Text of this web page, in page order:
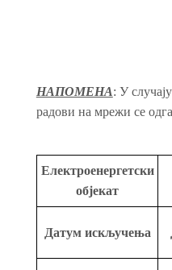
НАПОМЕНА: У
радови на мрежи се
Електроенергетски
објекат
Датум искључења